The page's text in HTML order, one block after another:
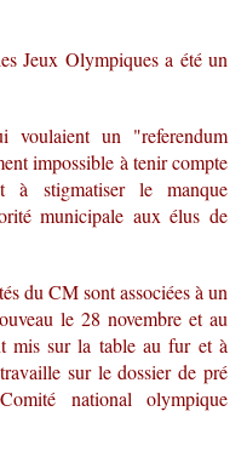
Jeux Olympiques a été un
voulaient un "referendum
impossible à tenir compte
stigmatiser le manque
municipale aux élus de
du CM sont associées à un
le 28 novembre et au
mis sur la table au fur et à
sur le dossier de pré
national olympique